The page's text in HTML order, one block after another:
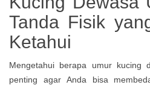
Tanda Fisik
Ketahui
Mengetahui berapa umur kucing
penting agar Anda bisa